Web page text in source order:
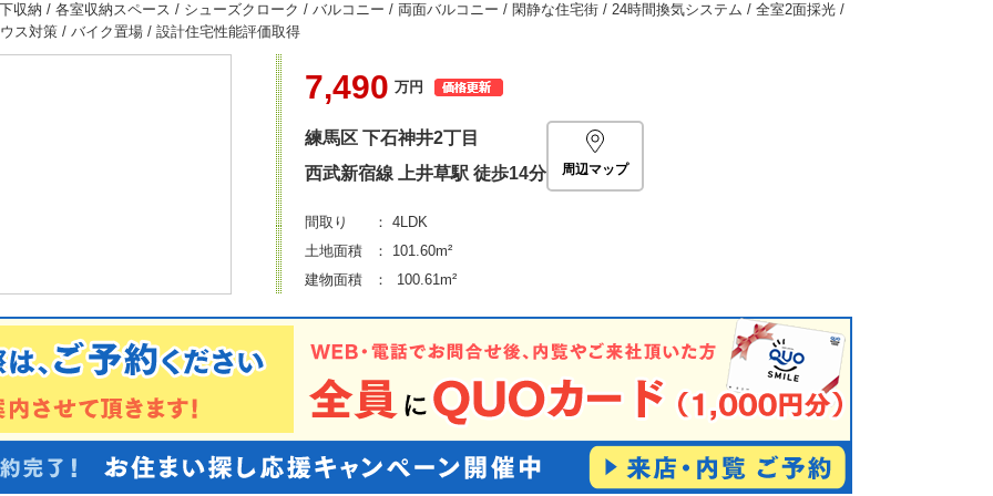
収納 / 各室収納スペース / シューズクローク / バルコニー / 両面バルコニー / 閑静な住宅街 / 24時間換気システム / 全室2面採光 /
ス対策 / バイク置場 / 設計住宅性能評価取得
7,490 万円
練馬区 下石神井2丁目
西武新宿線 上井草駅 徒歩14分 周辺マップ
間取り
： 4LDK
土地面積
： 101.60m²
建物面積
： 100.61m²